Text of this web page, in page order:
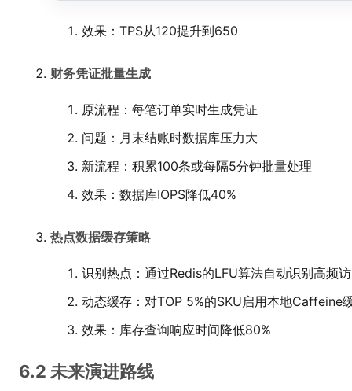
效果：TPS从120提升到650
财务凭证批量生成
原流程：每笔订单实时生成凭证
问题：月末结账时数据库压力大
新流程：积累100条或每隔5分钟批量处理
效果：数据库IOPS降低40%
热点数据缓存策略
识别热点：通过Redis的LFU算法自动识别高频
动态缓存：对TOP 5%的SKU启用本地Caffeine
效果：库存查询响应时间降低80%
6.2 未来演进路线